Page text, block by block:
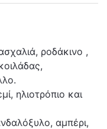
ροδάκινο ,
ηλιοτρόπιο και
αμπέρι,